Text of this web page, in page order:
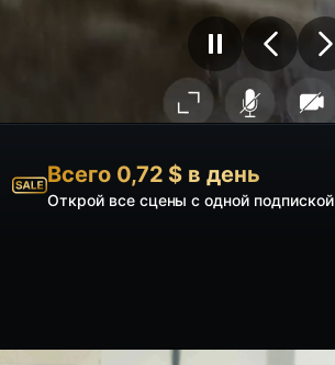
Всего 0,72 $ в день
Открой все сцены с одной подпиской